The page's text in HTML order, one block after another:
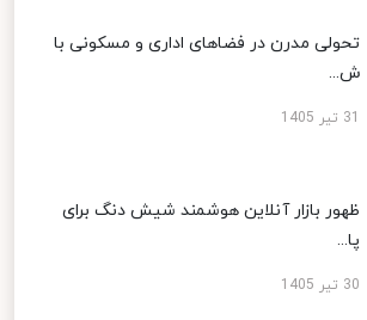
تحولی مدرن در فضاهای اداری و مسکونی با
ش...
ظهور بازار آنلاین هوشمند شیش دنگ برای
پا...
30 تیر 1405